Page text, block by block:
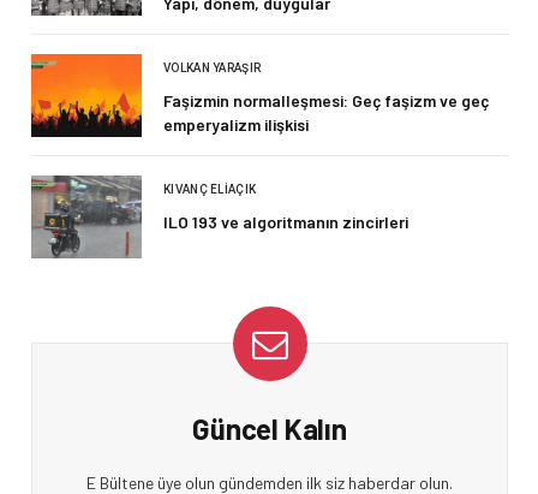
VOLKAN YARAŞIR
Faşizmin normalleşmesi: Geç faşizm ve geç
emperyalizm ilişkisi
KIVANÇ ELIAÇIK
ILO 193 ve algoritmanın zincirleri
Güncel Kalın
E Bültene üye olun gündemden ilk siz haberdar olun.